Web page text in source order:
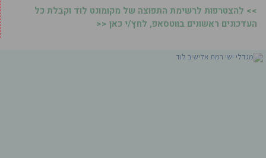
>> להצטרפות לרשימת התפוצה של מקומונט לוד וקבלת כל
העדכונים ראשונים בווטסאפ, לחץ/י כאן <<